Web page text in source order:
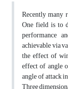
Recently many
One field is to
performance
achievable via
the effect of
effect of angle
angle of attack